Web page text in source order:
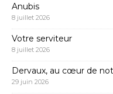
Anubis
8 juillet 2026
Votre serviteur
8 juillet 2026
Dervaux, au cœur de
29 juin 2026